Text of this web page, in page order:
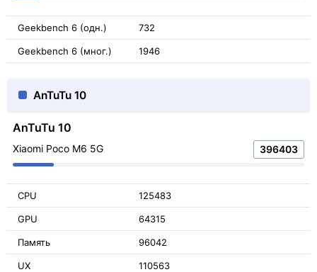
Geekbench 6 (одн.) 732
Geekbench 6 (мног.) 1946
AnTuTu 10
AnTuTu 10
Xiaomi Poco M6 5G 396403
CPU 125483
GPU 64315
Память 96042
UX 110563